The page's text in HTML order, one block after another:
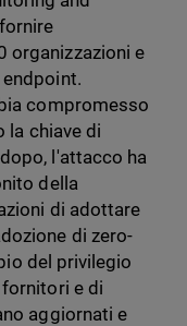
organizzazioni e
compromesso
la chiave di
l'attacco ha
della
di adottare
di zero-
del privilegio
e di
aggiornati e